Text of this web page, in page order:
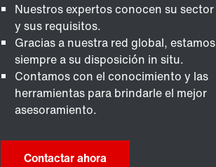
Nuestros expertos conocen su sector
y sus requisitos.
Gracias a nuestra red global, estamos
siempre a su disposición in situ.
Contamos con el conocimiento y las
herramientas para brindarle el mejor
asesoramiento.
Contactar ahora